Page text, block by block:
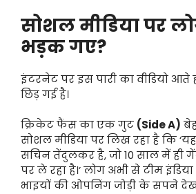
सोशल मीडिया पर
भड़क गए?
इंटरनेट पर इस पारी का वीडियो आते
छिड़ गई है।
क्रिकेट फैंस का एक गुट (Side A)
सोशल मीडिया पर लिख रहा है कि ‘यह
सचिन तेंदुलकर है, जो 10 साल में ही
पर ले रहा है।’ लोग अभी से टीम
भाइयों की ओपनिंग जोड़ी के सपने